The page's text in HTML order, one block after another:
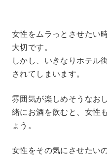
女性をムラっとさせたい
大切です。
しかし、いきなりホテル
されてしまいます。
雰囲気が楽しめそうなお
緒にお酒を飲むと、女性
ょう。
女性をその気にさせたい